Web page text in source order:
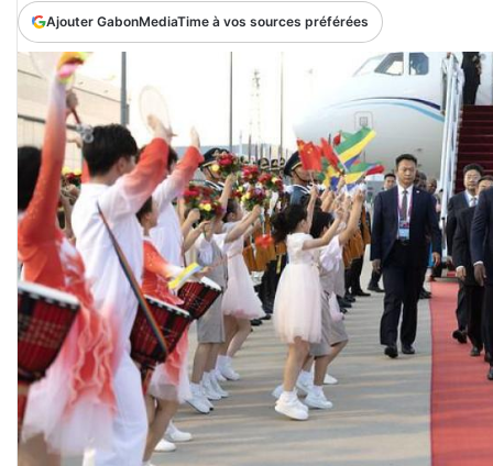
Ajouter GabonMediaTime à vos sources préférées